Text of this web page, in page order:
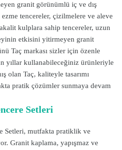
granit görünümlü iç ve dış
tencereler, çizilmelere ve aleve
kulplara sahip tencereler, uzun
etkisini yitirmeyen granit
Taç markası sizler için özenle
yıllar kullanabileceğiniz ürünleriyle
olan Taç, kaliteyle tasarımı
pratik çözümler sunmaya devam
Setleri
Setleri, mutfakta pratiklik ve
Granit kaplama, yapışmaz ve